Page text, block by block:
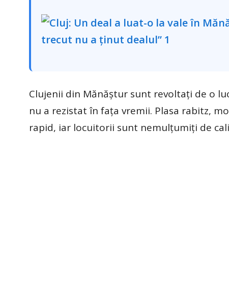
Clujenii din Mănăștur sunt revoltați de o
nu a rezistat în fața vremii. Plasa rabitz,
rapid, iar locuitorii sunt nemulțumiți de